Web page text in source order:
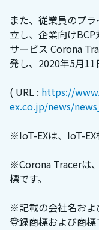
また、従業員のプ
立し、企業向け
サービス Corona
発し、2020年5月
( URL : https://
ex.co.jp/news/
※IoT-EXは、IoT-EX
※Corona Tracerは
標です。
※記載の会社名およ
登録商標および商標